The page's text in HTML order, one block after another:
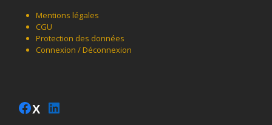
Mentions légales
CGU
Protection des données
Connexion / Déconnexion
Facebook Twitter LinkedIn